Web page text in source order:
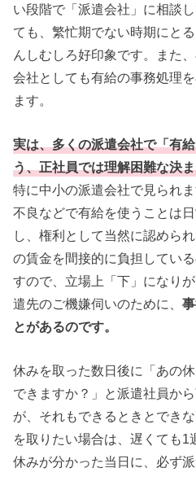
い段階で「派遣会社」に相談
ても、繁忙期でない時期にと
んしむしろ好印象です。また
会社としても有給の事務処理
ます。
実は、多くの派遣会社で「有
う、正社員では理解困難な決
特に中小の派遣会社で見られ
不良などで有給を使うことは
し、権利として当然に認めら
の賃金を間接的に負担してい
すので、立場上「下」になり
遣先のご機嫌伺いのために、
とがあるのです。
休みを取った数日後に「あの
できますか？」と派遣社員か
が、それもできるときとでき
を取りたい場合は、遅くても1
休みが分かった当日に、必ず